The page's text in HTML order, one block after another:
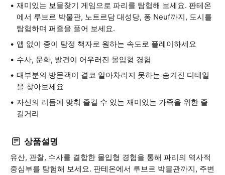
재미있는 보물찾기 게임으로 파리를 탐험해 보세요. 판테온
에서 루브르 박물관, 노트르담 대성당, 퐁 Neuf까지, 도시를
탐험하며 퍼즐을 풀어 보세요.
앱 없이 종이 탐정 책자로 원하는 속도로 플레이하세요
수사, 문화, 발견이 어우러진 몰입형 경험
대부분의 방문객이 결코 알아차리지 못하는 숨겨진 디테일
을 찾아보세요
자신의 리듬에 맞춰 즐길 수 있는 재미있는 가족을 위한 즐
길거리
상품설명
유산, 관찰, 수사를 결합한 몰입형 경험을 통해 파리의 역사적
중심부를 탐험해 보세요. 판테온에서 루브르 박물관까지, 주변